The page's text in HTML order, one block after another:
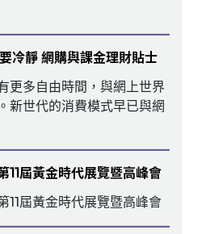
冷靜 網購與課金理財貼士
更多自由時間，與網上世界
新世代的消費模式早已與網
11屆黃金時代展覽暨高峰會
11屆黃金時代展覽暨高峰會